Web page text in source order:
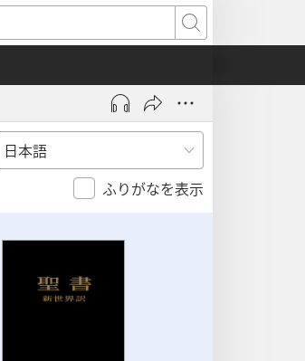
検
索
ふりがなを表示